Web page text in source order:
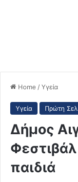
Home /Υγεία
Υγεία Πρώτη
Δήμος
Φεστιβάλ
παιδιά